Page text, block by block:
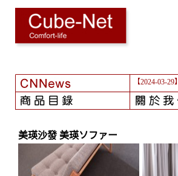
【2024-03-29】
美瑛沙發 美瑛ソファー